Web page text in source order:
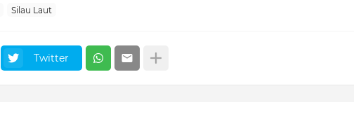
Silau Laut
Twitter